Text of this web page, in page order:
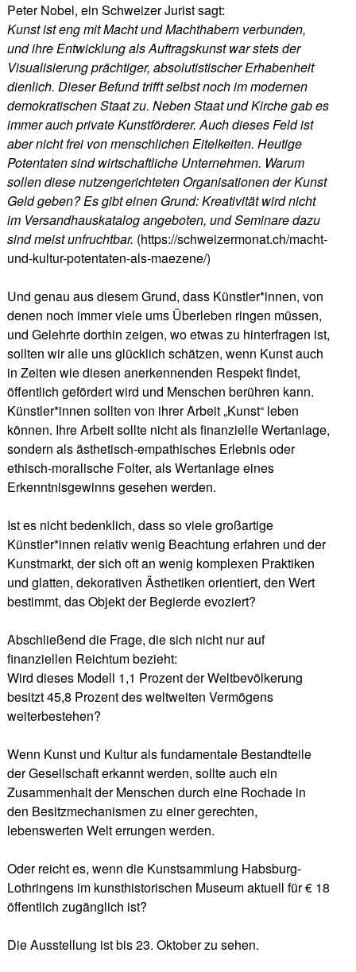
Peter Nobel, ein Schweizer Jurist sagt:
Kunst ist eng mit Macht und Machthabern verbunden,
und ihre Entwicklung als Auftragskunst war stets der
Visualisierung prächtiger, absolutistischer Erhabenheit
dienlich. Dieser Befund trifft selbst noch im modernen
demokratischen Staat zu. Neben Staat und Kirche gab es
immer auch private Kunstförderer. Auch dieses Feld ist
aber nicht frei von menschlichen Eitelkeiten. Heutige
Potentaten sind wirtschaftliche Unternehmen. Warum
sollen diese nutzengerichteten Organisationen der Kunst
Geld geben? Es gibt einen Grund: Kreativität wird nicht
im Versandhauskatalog angeboten, und Seminare dazu
sind meist unfruchtbar. (https://schweizermonat.ch/macht-
und-kultur-potentaten-als-maezene/)
Und genau aus diesem Grund, dass Künstler*innen, von
denen noch immer viele ums Überleben ringen müssen,
und Gelehrte dorthin zeigen, wo etwas zu hinterfragen ist,
sollten wir alle uns glücklich schätzen, wenn Kunst auch
in Zeiten wie diesen anerkennenden Respekt findet,
öffentlich gefördert wird und Menschen berühren kann.
Künstler*innen sollten von ihrer Arbeit „Kunst“ leben
können. Ihre Arbeit sollte nicht als finanzielle Wertanlage,
sondern als ästhetisch-empathisches Erlebnis oder
ethisch-moralische Folter, als Wertanlage eines
Erkenntnisgewinns gesehen werden.
Ist es nicht bedenklich, dass so viele großartige
Künstler*innen relativ wenig Beachtung erfahren und der
Kunstmarkt, der sich oft an wenig komplexen Praktiken
und glatten, dekorativen Ästhetiken orientiert, den Wert
bestimmt, das Objekt der Begierde evoziert?
Abschließend die Frage, die sich nicht nur auf
finanziellen Reichtum bezieht:
Wird dieses Modell 1,1 Prozent der Weltbevölkerung
besitzt 45,8 Prozent des weltweiten Vermögens
weiterbestehen?
Wenn Kunst und Kultur als fundamentale Bestandteile
der Gesellschaft erkannt werden, sollte auch ein
Zusammenhalt der Menschen durch eine Rochade in
den Besitzmechanismen zu einer gerechten,
lebenswerten Welt errungen werden.
Oder reicht es, wenn die Kunstsammlung Habsburg-
Lothringens im kunsthistorischen Museum aktuell für € 18
öffentlich zugänglich ist?
Die Ausstellung ist bis 23. Oktober zu sehen.